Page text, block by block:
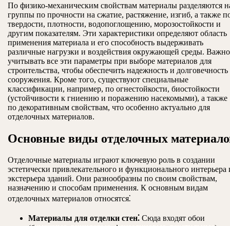
По физико-механическим свойствам материалы разделяются
группы по прочности на сжатие, растяжение, изгиб, а также
твердости, плотности, водопоглощению, морозостойкости и
другим показателям. Эти характеристики определяют область
применения материала и его способность выдерживать
различные нагрузки и воздействия окружающей среды. Важно
учитывать все эти параметры при выборе материалов для
строительства, чтобы обеспечить надежность и долговечность
сооружения. Кроме того, существуют специальные
классификации, например, по огнестойкости, биостойкости
(устойчивости к гниению и поражению насекомыми), а также
по декоративным свойствам, что особенно актуально для
отделочных материалов.
Основные виды отделочных
Отделочные материалы играют ключевую роль в создании
эстетически привлекательного и функционального интерьера
экстерьера зданий. Они разнообразны по своим свойствам,
назначению и способам применения. К основным видам
отделочных материалов относятся⁚
Материалы для отделки стен⁚ Сюда входят обои